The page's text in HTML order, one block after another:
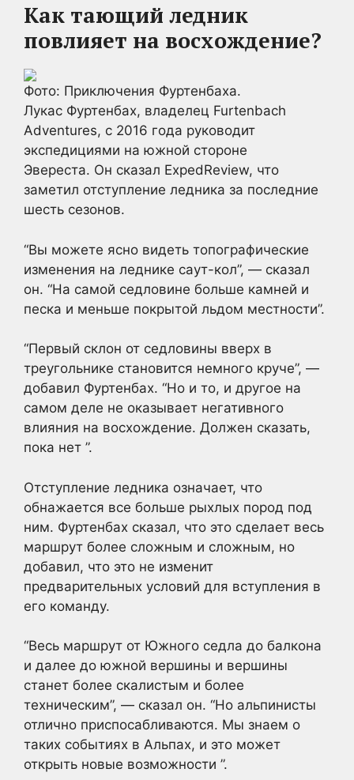
Как тающий ледник
повлияет на восхождение?
Фото: Приключения Фуртенбаха.
Лукас Фуртенбах, владелец Furtenbach
Adventures, с 2016 года руководит
экспедициями на южной стороне
Эвереста. Он сказал ExpedReview, что
заметил отступление ледника за последние
шесть сезонов.
“Вы можете ясно видеть топографические
изменения на леднике саут-кол”, — сказал
он. “На самой седловине больше камней и
песка и меньше покрытой льдом местности”.
“Первый склон от седловины вверх в
треугольнике становится немного круче”, —
добавил Фуртенбах. “Но и то, и другое на
самом деле не оказывает негативного
влияния на восхождение. Должен сказать,
пока нет ”.
Отступление ледника означает, что
обнажается все больше рыхлых пород под
ним. Фуртенбах сказал, что это сделает весь
маршрут более сложным и сложным, но
добавил, что это не изменит
предварительных условий для вступления в
его команду.
“Весь маршрут от Южного седла до балкона
и далее до южной вершины и вершины
станет более скалистым и более
техническим”, — сказал он. “Но альпинисты
отлично приспосабливаются. Мы знаем о
таких событиях в Альпах, и это может
открыть новые возможности ”.